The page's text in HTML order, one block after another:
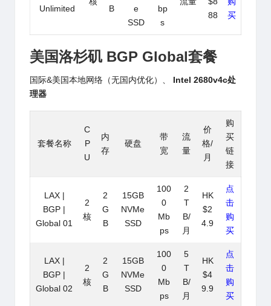
Unlimited
B
e
SSD
bp
s
88
买
美国洛杉矶 BGP Global套餐
国际&美国本地网络（无国内优化）、
Intel 2680v4c处
理器
套餐名称
C
P
U
内
存
硬盘
带
宽
流
量
价
格/
月
购
买
链
接
LAX |
BGP |
Global 01
2
核
2
G
B
15GB
NVMe
SSD
100
0
Mb
ps
2
T
B/
月
HK
$2
4.9
点
击
购
买
LAX |
BGP |
Global 02
2
核
2
G
B
15GB
NVMe
SSD
100
0
Mb
ps
5
T
B/
月
HK
$4
9.9
点
击
购
买